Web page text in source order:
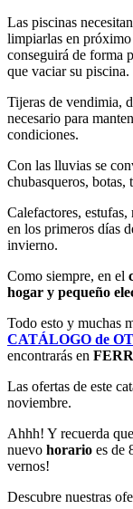
Las piscinas
limpiarlas en
conseguirá de forma
que vaciar su piscina.
Tijeras de vendimia,
necesario para
condiciones.
Con las lluvias se
chubasqueros, botas,
Calefactores, estufas,
en los primeros días
invierno.
Como siempre, en el
hogar y pequeño
Todo esto y muchas
CATÁLOGO de
encontrarás en
Las ofertas de este
noviembre.
Ahhh! Y recuerda
nuevo horario es de
vernos!
Descubre nuestras